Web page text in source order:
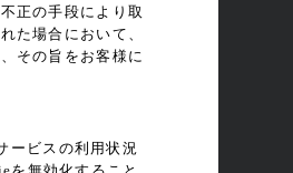
正の手段により取
た場合において、
その旨をお客様に
ービスの利用状況